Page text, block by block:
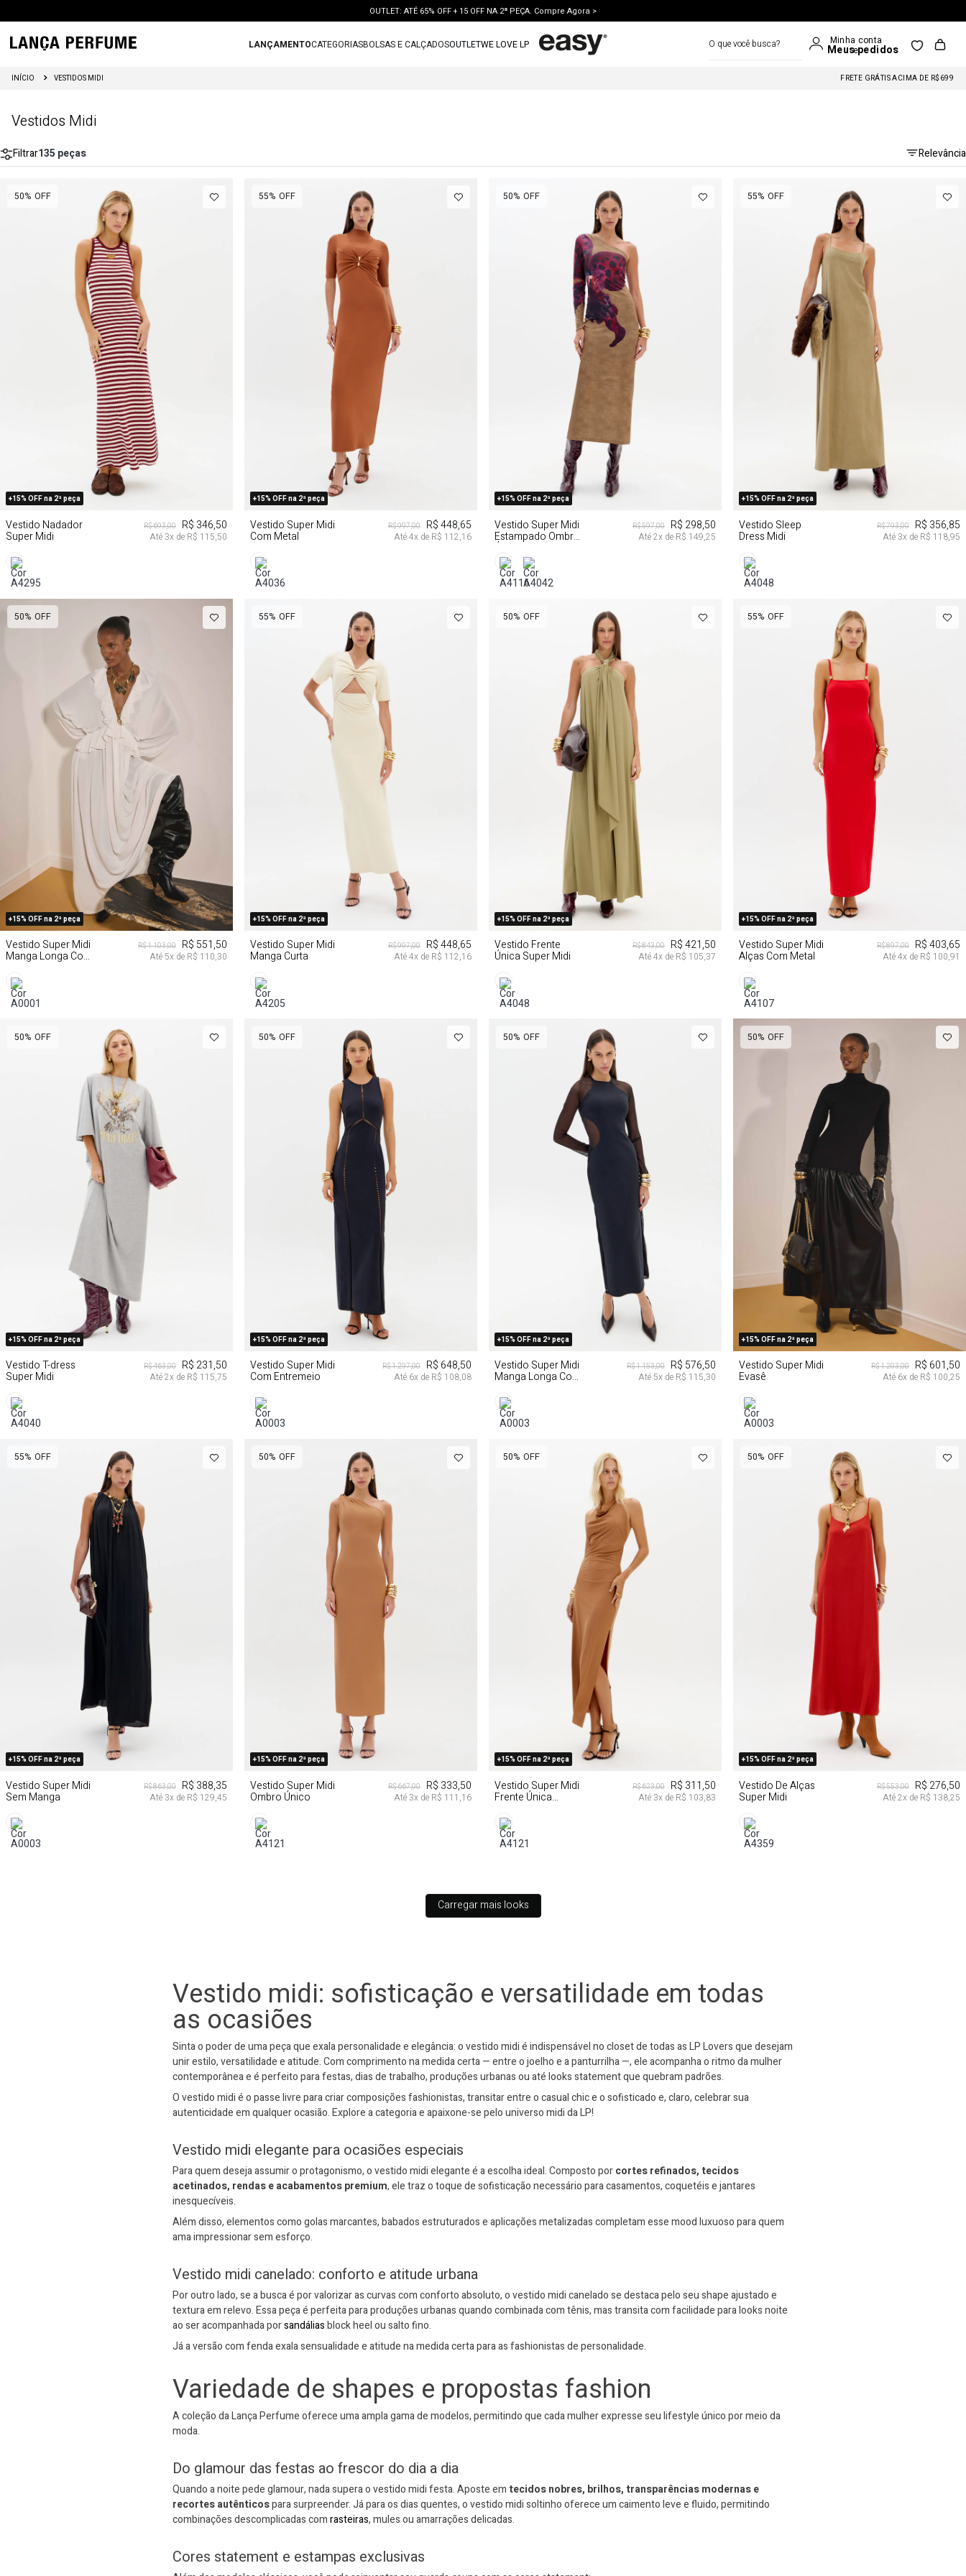
OUTLET: ATÉ 65% OFF + 15 OFF NA 2ª PEÇA. Compre Agora >
LANÇAMENTOCATEGORIASBOLSAS E CALÇADOSOUTLETWE LOVE LP
VESTIDOS MIDI FRETE GRÁTIS ACIMA DE R$699
Vestidos Midi
Filtrar135 peças Relevância
PP P M
+15% OFF na 2ª peça
50% OFF
Vestido Nadador
Super Midi
R$ 693,00 R$ 346,50
Até 3x de R$ 115,50
PP P
+15% OFF na 2ª peça
55% OFF
Vestido Super Midi
Com Metal
R$ 997,00 R$ 448,65
Até4x de R$ 112,16
+15% OFF na 2ª peça
50% OFF
Vestido Super Midi
Estampado Ombro
Único
R$ 597,00 R$ 298,50
Até2x de R$ 149,25
PP P M G
+15% OFF na 2ª peça
55% OFF
Vestido Sleep
Dress Midi
R$ 793,00 R$ 356,85
Até 3x de R$ 118,95
PP P M G
+15% OFF na 2ª peça
50% OFF
Vestido Super Midi
Manga Longa Com
R$ 1.103,00 R$ 551,50
Até 5x de R$ 110,30
PP P G
+15% OFF na 2ª peça
55% OFF
Vestido Super Midi
Manga Curta
R$ 997,00 R$ 448,65
Até4x de R$ 112,16
P M G
+15% OFF na 2ª peça
50% OFF
Vestido Frente
Única Super Midi
R$ 843,00 R$ 421,50
Até4x de R$ 105,37
PP P M
+15% OFF na 2ª peça
55% OFF
Vestido Super Midi
Alças Com Metal
R$ 897,00 R$ 403,65
Até4x de R$ 100,91
PP P
+15% OFF na 2ª peça
50% OFF
Vestido T-dress
Super Midi
R$ 463,00 R$ 231,50
Até2x de R$ 115,75
PP P M
+15% OFF na 2ª peça
50% OFF
Vestido Super Midi
Com Entremeio
R$ 1.297,00 R$ 648,50
Até 6x de R$ 108,08
PP P M G
+15% OFF na 2ª peça
50% OFF
Vestido Super Midi
Manga Longa Com
R$ 1.153,00 R$ 576,50
Até 5x de R$ 115,30
PP P M G
+15% OFF na 2ª peça
50% OFF
Vestido Super Midi
Evasê
R$ 1.203,00 R$ 601,50
Até 6x de R$ 100,25
PP P M
+15% OFF na 2ª peça
55% OFF
Vestido Super Midi
Sem Manga
R$ 863,00 R$ 388,35
Até 3x de R$ 129,45
P M
+15% OFF na 2ª peça
50% OFF
Vestido Super Midi
Ombro Único
R$ 667,00 R$ 333,50
Até 3x de R$ 111,16
M G
+15% OFF na 2ª peça
50% OFF
Vestido Super Midi
Frente Única
R$ 623,00 R$ 311,50
Até 3x de R$ 103,83
PP P G
+15% OFF na 2ª peça
50% OFF
Vestido De Alças
Super Midi
R$ 553,00 R$ 276,50
Até2x de R$ 138,25
Carregar mais looks
Vestido midi: sofisticação e versatilidade em todas
as ocasiões
Sinta o poder de uma peça que exala personalidade e elegância: o vestido midi é indispensável no closet de todas as LP Lovers que desejam
unir estilo, versatilidade e atitude. Com comprimento na medida certa — entre o joelho e a panturrilha —, ele acompanha o ritmo da mulher
contemporânea e é perfeito para festas, dias de trabalho, produções urbanas ou até looks statement que quebram padrões.
O vestido midi é o passe livre para criar composições fashionistas, transitar entre o casual chic e o sofisticado e, claro, celebrar sua
autenticidade em qualquer ocasião. Explore a categoria e apaixone-se pelo universo midi da LP!
Vestido midi elegante para ocasiões especiais
Para quem deseja assumir o protagonismo, o vestido midi elegante é a escolha ideal. Composto porcortes refinados, tecidos
acetinados, rendas e acabamentos premium, ele traz o toque de sofisticação necessário para casamentos, coquetéis e jantares
inesquecíveis.
Além disso, elementos como golas marcantes, babados estruturados e aplicações metalizadas completam esse mood luxuoso para quem
ama impressionar sem esforço.
Vestido midi canelado: conforto e atitude urbana
Por outro lado, se a busca é por valorizar as curvas com conforto absoluto, o vestido midi canelado se destaca pelo seu shape ajustado e
textura em relevo. Essa peça é perfeita para produções urbanas quando combinada com tênis, mas transita com facilidade para looks noite
ao ser acompanhada porsandáliasblock heel ou salto fino.
Já a versão com fenda exala sensualidade e atitude na medida certa para as fashionistas de personalidade.
Variedade de shapes e propostas fashion
A coleção da Lança Perfume oferece uma ampla gama de modelos, permitindo que cada mulher expresse seu lifestyle único por meio da
moda.
Do glamour das festas ao frescor do dia a dia
Quando a noite pede glamour, nada supera o vestido midi festa. Aposte em tecidos nobres, brilhos, transparências modernas e
recortes autênticospara surpreender. Já para os dias quentes, o vestido midi soltinho oferece um caimento leve e fluido, permitindo
combinações descomplicadas comrasteiras, mules ou amarrações delicadas.
Cores statement e estampas exclusivas
8
9
10